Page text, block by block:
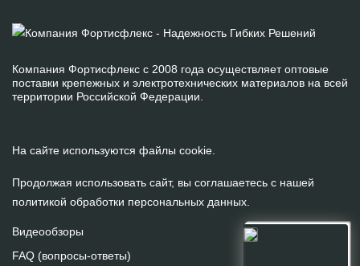
Компания Фортисфлекс с 2008 года осуществляет оптовые
поставки крепежных и электротехнических материалов на всей
территории Российской Федерации.
На сайте используются файлы cookie.
Продолжая использовать сайт, вы соглашаетесь с нашей
политикой обработки персональных данных
Видеообзоры
FAQ (вопросы-ответы)